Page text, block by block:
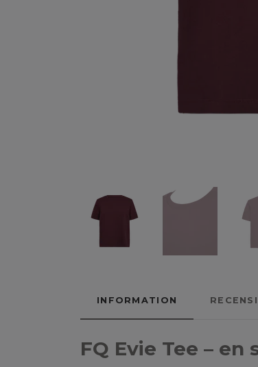
INFORMATION
FQ Evie Tee –